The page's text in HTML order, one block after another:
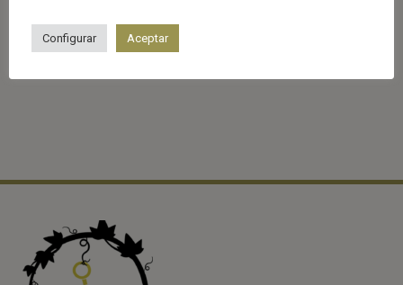
10,00€
Configurar Aceptar